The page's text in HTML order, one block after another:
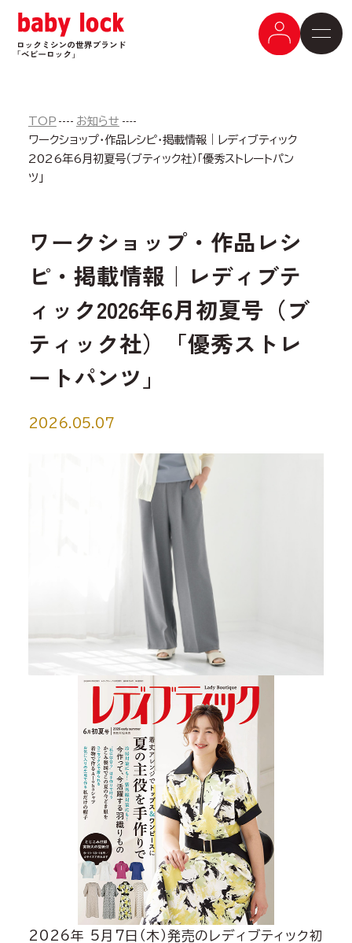
TOP
お知らせ
ワークショップ・作品レシピ・掲載情報｜レディブティック
2026年6月初夏号（ブティック社）「優秀ストレートパン
ツ」
ワークショップ・作品レシ
ピ・掲載情報｜レディブテ
ィック2026年6月初夏号（ブ
ティック社）「優秀ストレ
ートパンツ」
2026.05.07
2026年 5月7日（木）発売のレディブティック初